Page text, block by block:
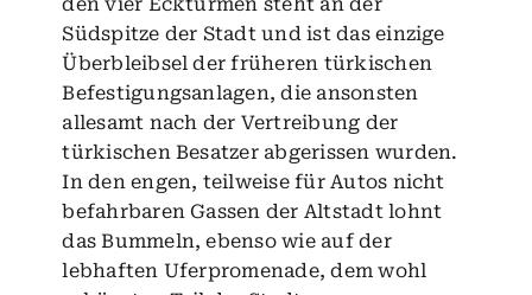
Südspitze der Stadt und ist das einzige
Überbleibsel der früheren türkischen
Befestigungsanlagen, die ansonsten
allesamt nach der Vertreibung der
türkischen Besatzer abgerissen wurden.
In den engen, teilweise für Autos nicht
befahrbaren Gassen der Altstadt lohnt
das Bummeln, ebenso wie auf der
lebhaften Uferpromenade, dem wohl